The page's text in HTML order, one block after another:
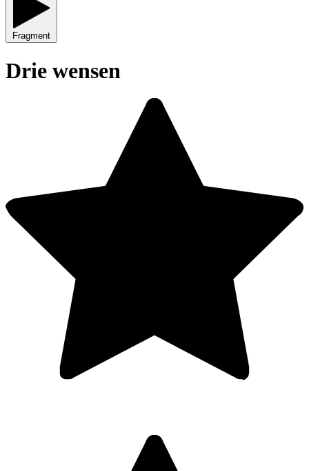
Fragment
Drie wensen